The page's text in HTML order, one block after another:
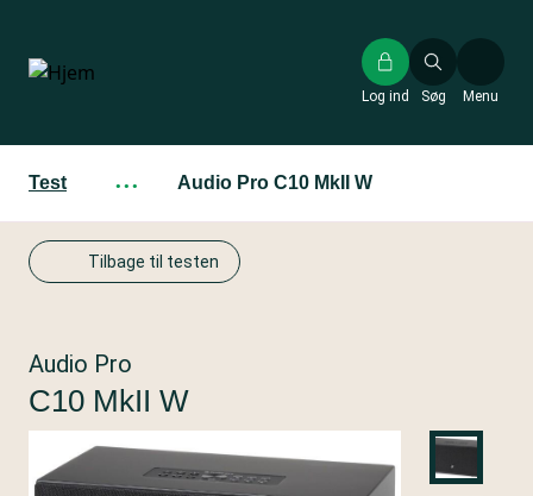
hovedindhold
Søg
Log ind Menu
Test ··· Audio Pro C10 MkII W
Tilbage til testen
Audio Pro
C10 MkII W